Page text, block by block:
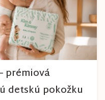
prémiová
detskú pokožku